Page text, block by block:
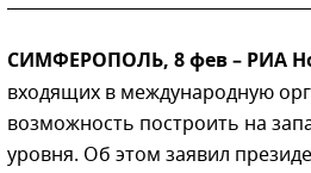
СИМФЕРОПОЛЬ, 8 фев – РИА
входящих в международную
возможность построить на
уровня. Об этом заявил